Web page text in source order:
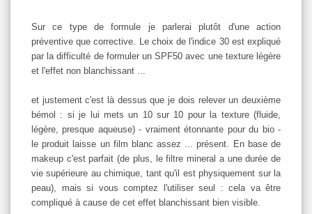
Sur ce type de formule je parlerai plutôt d'une action
préventive que corrective. Le choix de l'indice 30 est expliqué
par la difficulté de formuler un SPF50 avec une texture légère
et l'effet non blanchissant ...
et justement c'est là dessus que je dois relever un deuxième
bémol : si je lui mets un 10 sur 10 pour la texture (fluide,
légère, presque aqueuse) - vraiment étonnante pour du bio -
le produit laisse un film blanc assez ... présent. En base de
makeup c'est parfait (de plus, le filtre mineral a une durée de
vie supérieure au chimique, tant qu'il est physiquement sur la
peau), mais si vous comptez l'utiliser seul : cela va être
compliqué à cause de cet effet blanchissant bien visible.